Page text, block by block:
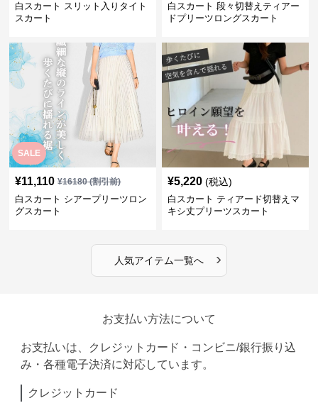
白スカート スリット入りタイト
スカート
白スカート 段々切替えティアー
ドプリーツロングスカート
SALE
¥11,110 ¥16180(割引前)
白スカート シアープリーツロン
グスカート
¥5,220 (税込)
白スカート ティアード切替えマ
キシ丈プリーツスカート
人気アイテム一覧へ ›
お支払い方法について
お支払いは、クレジットカード・コンビニ/銀行振り込
み・各種電子決済に対応しています。
クレジットカード